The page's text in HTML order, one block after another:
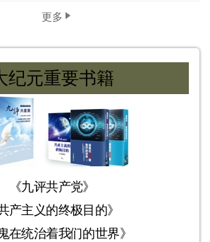
更多
纪元重要书籍
《九评共产党》
共产主义的终极目的》
在统治着我们的世界》